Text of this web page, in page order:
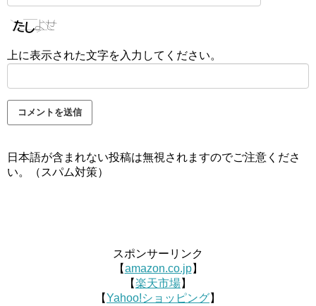
上に表示された文字を入力してください。
日本語が含まれない投稿は無視されますのでご注意くださ
い。（スパム対策）
スポンサーリンク
【amazon.co.jp】
【楽天市場】
【Yahoo!ショッピング】